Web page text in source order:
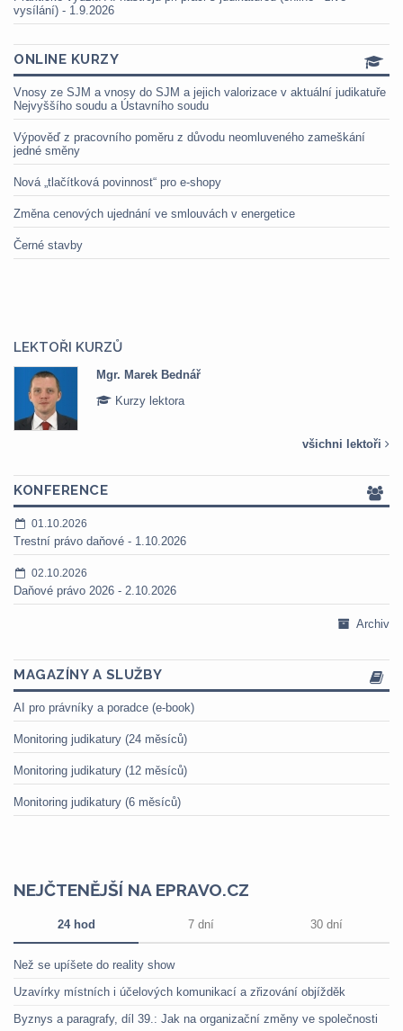
vysílání) - 1.9.2026
ONLINE KURZY
Vnosy ze SJM a vnosy do SJM a jejich valorizace v aktuální judikatuře
Nejvyššího soudu a Ústavního soudu
Výpověď z pracovního poměru z důvodu neomluveného zameškání
jedné směny
Nová „tlačítková povinnost“ pro e-shopy
Změna cenových ujednání ve smlouvách v energetice
Černé stavby
LEKTOŘI KURZŮ
Mgr. Marek Bednář
Kurzy lektora
všichni lektoři
KONFERENCE
01.10.2026
Trestní právo daňové - 1.10.2026
02.10.2026
Daňové právo 2026 - 2.10.2026
Archiv
MAGAZÍNY A SLUŽBY
AI pro právníky a poradce (e-book)
Monitoring judikatury (24 měsíců)
Monitoring judikatury (12 měsíců)
Monitoring judikatury (6 měsíců)
NEJČTENĚJŠÍ NA EPRAVO.CZ
24 hod 7 dní 30 dní
Než se upíšete do reality show
Uzavírky místních i účelových komunikací a zřizování objížděk
Byznys a paragrafy, díl 39.: Jak na organizační změny ve společnosti